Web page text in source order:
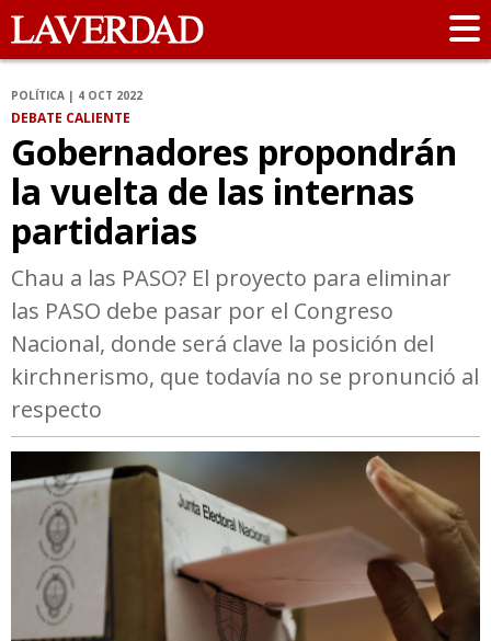
POLÍTICA | 4 OCT 2022
DEBATE CALIENTE
Gobernadores propondrán
la vuelta de las internas
partidarias
Chau a las PASO? El proyecto para eliminar
las PASO debe pasar por el Congreso
Nacional, donde será clave la posición del
kirchnerismo, que todavía no se pronunció al
respecto